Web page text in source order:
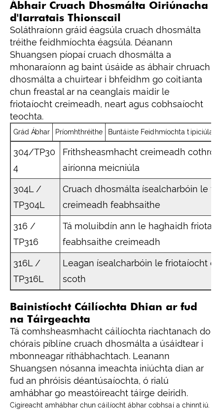
Ábhair Cruach Dhosmálta Oiriúnacha
d'Iarratais Thionscail
Soláthraíonn gráid éagsúla cruach dhosmálta
tréithe feidhmíochta éagsúla. Déanann
Shuangsen píopaí cruach dhosmálta a
mhonaraíonn ag baint úsáide as ábhair chruach
dhosmálta a chuirtear i bhfeidhm go coitianta
chun freastal ar na ceanglais maidir le
friotaíocht creimeadh, neart agus cobhsaíocht
teochta.
Grád Ábhar Príomhthréithe Buntáiste Feidhmíochta tipiciúla
304/TP30
4
Frithsheasmhacht creimeadh
airíonna meicniúla
304L /
TP304L
Cruach dhosmálta ísealcharbóin le
creimeadh feabhsaithe
316 /
TP316
Tá moluibdín ann le haghaidh
feabhsaithe creimeadh
316L /
TP316L
Leagan ísealcharbóin le friotaíocht
scoth
Bainistíocht Cáilíochta Dhian ar fud
na Táirgeachta
Tá comhsheasmhacht cáilíochta riachtanach do
chórais píblíne cruach dhosmálta a úsáidtear i
mbonneagar ríthábhachtach. Leanann
Shuangsen nósanna imeachta iniúchta dian ar
fud an phróisis déantúsaíochta, ó rialú
amhábhar go meastóireacht táirge deiridh.
Cigireacht amhábhar chun cáilíocht ábhar cobhsaí a chinntiú.